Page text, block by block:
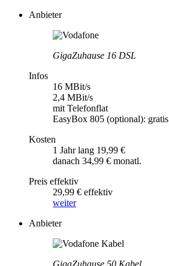
Anbieter
GigaZuhause 16 DSL
Infos
16 MBit/s
2,4 MBit/s
mit Telefonflat
EasyBox 805 (optional): gratis
Kosten
1 Jahr lang 19,99 €
danach 34,99 € monatl.
Preis effektiv
29,99 € effektiv
weiter
Anbieter
GigaZuhause 50 Kabel